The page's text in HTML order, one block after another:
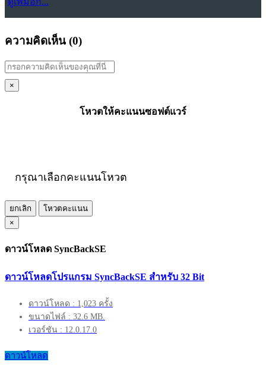
ความคิดเห็น (0)
×
โหวตให้คะแนนซอฟต์แวร์
กรุณาเลือกคะแนนโหวต
ยกเลิก
โหวตคะแนน
×
ดาวน์โหลด SyncBackSE
ดาวน์โหลดโปรแกรม SyncBackSE สำหรับ 32 Bit
ดาวน์โหลด : 1,023 ครั้ง
ขนาดไฟล์ : 32.6 MB.
เวอร์ชัน : 12.0.17.0
ดาวน์โหลด